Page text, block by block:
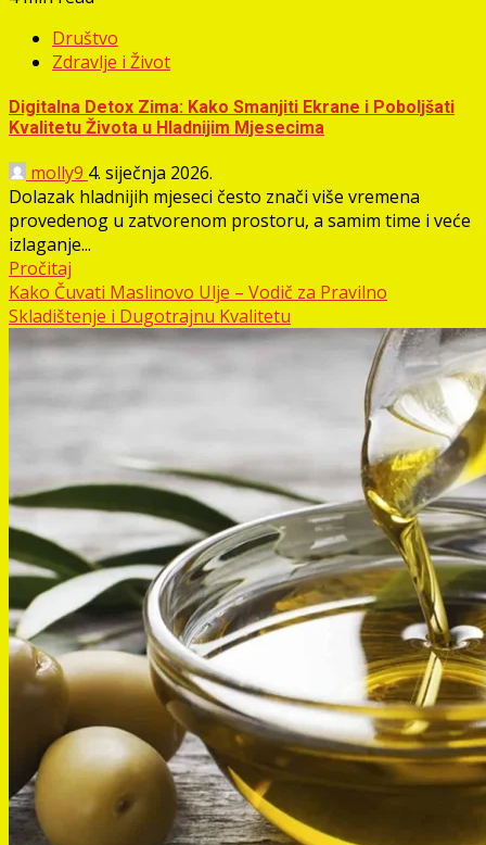
Društvo
Zdravlje i Život
Digitalna Detox Zima: Kako Smanjiti Ekrane i Poboljšati
Kvalitetu Života u Hladnijim Mjesecima
molly9 4. siječnja 2026.
Dolazak hladnijih mjeseci često znači više vremena
provedenog u zatvorenom prostoru, a samim time i veće
izlaganje...
Pročitaj
Kako Čuvati Maslinovo Ulje – Vodič za Pravilno
Skladištenje i Dugotrajnu Kvalitetu